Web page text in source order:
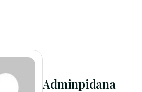
Adminpidana